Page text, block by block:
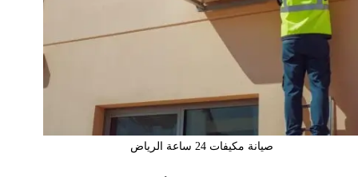
صيانة مكيفات 24 ساعة الرياض